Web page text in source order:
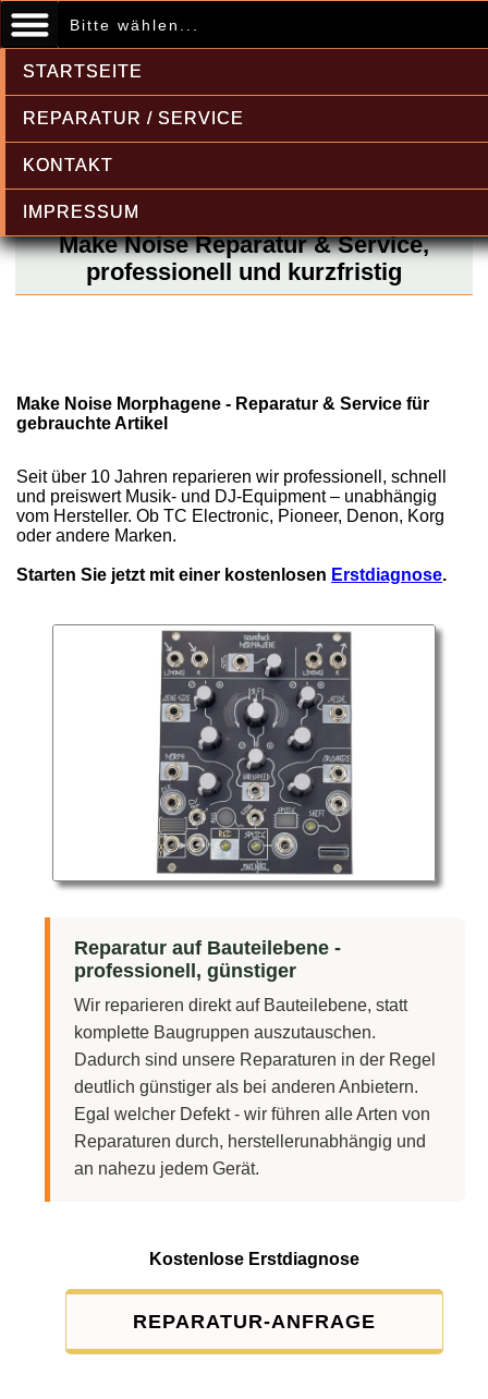
Bitte wählen...
STARTSEITE
REPARATUR / SERVICE
KONTAKT
IMPRESSUM
Make Noise Reparatur & Service,
professionell und kurzfristig
Make Noise Morphagene - Reparatur & Service für
gebrauchte Artikel
Seit über 10 Jahren reparieren wir professionell, schnell
und preiswert Musik- und DJ-Equipment – unabhängig
vom Hersteller. Ob TC Electronic, Pioneer, Denon, Korg
oder andere Marken.
Starten Sie jetzt mit einer kostenlosen Erstdiagnose.
Reparatur auf Bauteilebene -
professionell, günstiger
Wir reparieren direkt auf Bauteilebene, statt
komplette Baugruppen auszutauschen.
Dadurch sind unsere Reparaturen in der Regel
deutlich günstiger als bei anderen Anbietern.
Egal welcher Defekt - wir führen alle Arten von
Reparaturen durch, herstellerunabhängig und
an nahezu jedem Gerät.
Kostenlose Erstdiagnose
REPARATUR-ANFRAGE